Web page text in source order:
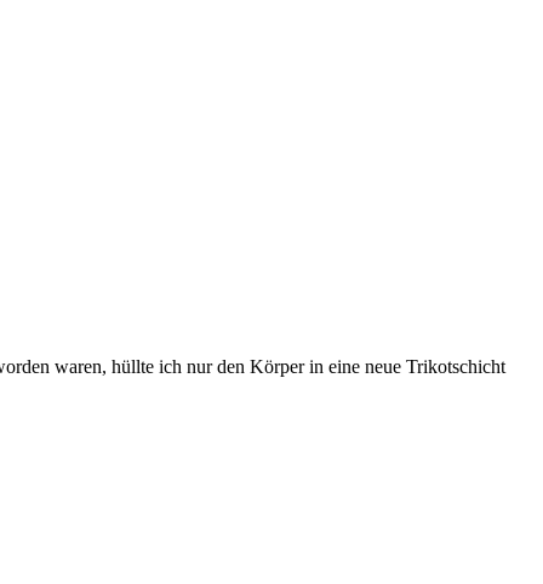
waren, hüllte ich nur den Körper in eine neue Trikotschicht